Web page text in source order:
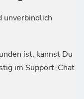
unverbindlich
ist, kannst Du
im Support-Chat